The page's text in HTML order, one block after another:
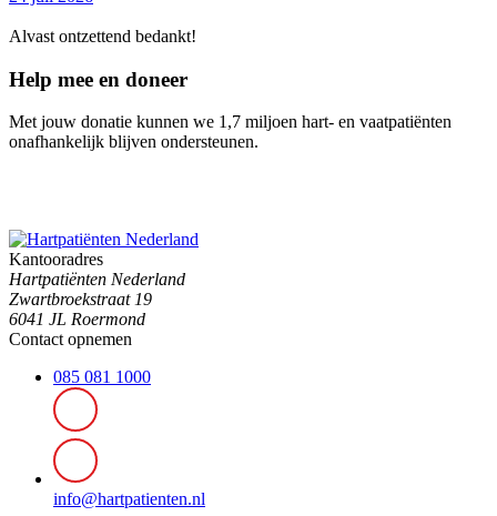
Alvast ontzettend bedankt!
Help mee en doneer
Met jouw donatie kunnen we 1,7 miljoen hart- en vaatpatiënten
onafhankelijk blijven ondersteunen.
Kantooradres
Hartpatiënten Nederland
Zwartbroekstraat 19
6041 JL Roermond
Contact opnemen
085 081 1000
info@hartpatienten.nl